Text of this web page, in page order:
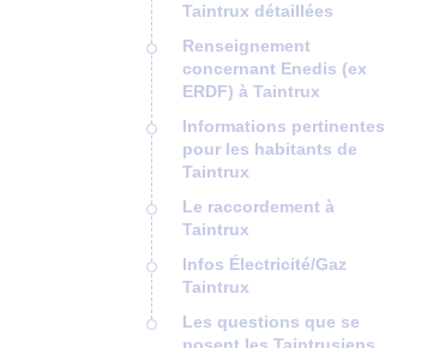
Taintrux détaillées
Renseignement
concernant Enedis (ex
ERDF) à Taintrux
Informations pertinentes
pour les habitants de
Taintrux
Le raccordement à
Taintrux
Infos Électricité/Gaz
Taintrux
Les questions que se